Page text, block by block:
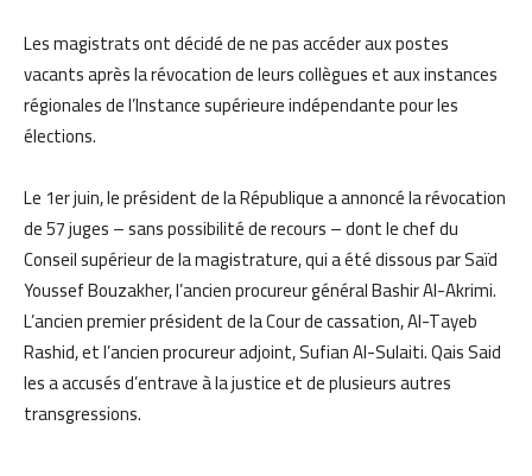
Les magistrats ont décidé de ne pas accéder aux postes
vacants après la révocation de leurs collègues et aux instances
régionales de l’Instance supérieure indépendante pour les
élections.
Le 1er juin, le président de la République a annoncé la révocation
de 57 juges – sans possibilité de recours – dont le chef du
Conseil supérieur de la magistrature, qui a été dissous par Saïd
Youssef Bouzakher, l’ancien procureur général Bashir Al-Akrimi.
L’ancien premier président de la Cour de cassation, Al-Tayeb
Rashid, et l’ancien procureur adjoint, Sufian Al-Sulaiti. Qais Said
les a accusés d’entrave à la justice et de plusieurs autres
transgressions.